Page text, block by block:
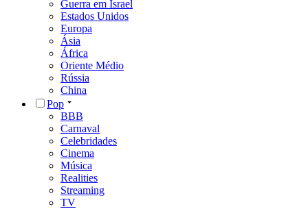
Guerra em Israel
Estados Unidos
Europa
Ásia
África
Oriente Médio
Rússia
China
Pop
BBB
Carnaval
Celebridades
Cinema
Música
Realities
Streaming
TV